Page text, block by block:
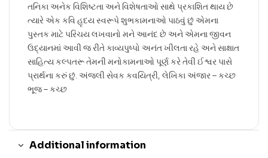
તનિકા અનેક વિશિષ્ટતા અને વિશેષતાઓ સાથે પ્રકાશિત થાય છે
ત્યારે એક કવિ હૃદય સ્વરૂપે શુભકામનાઓ પાઠવું છું એમના
પુસ્તક માટે પરિચય લખવાનો મને આનંદ છે અને એમના જીવન
ઉદ્યાનમાં આવી જ રીતે કાવ્યપુષ્પો અનંત ખીલતા રહે અને સાક્ષાત
સાહિત્ય કલ્પતરૂ તેમની મનોકામનાઓ પૂર્ણ કરે તેવી ઈશ્વર પાસે
પ્રાર્થના કરું છું. અંજલી સેવક કવયિત્રી, લેખિકા અંજાર – કચ્છ
ભૂજ – કચ્છ
Additional information